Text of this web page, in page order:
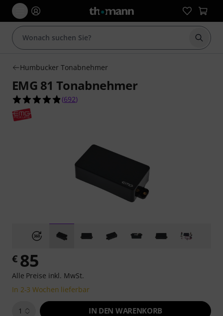
Suche
Humbucker Tonabnehmer
EMG 81 Tonabnehmer
4.9 von 5 Sternen aus 692 Kundenbewertungen
(692)
€ 85
Alle Preise inkl. MwSt.
In 2-3 Wochen lieferbar
1 IN DEN WARENKORB